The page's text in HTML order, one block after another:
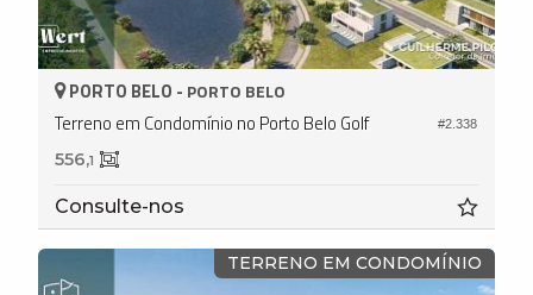
#2.338
PORTO BELO - PORTO BELO
Terreno em Condomínio no Porto Belo Golf
556,1
Consulte-nos
TERRENO EM CONDOMÍNIO